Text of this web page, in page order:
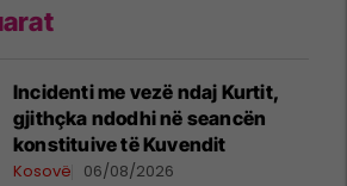
Incidenti me vezë ndaj Kurtit,
gjithçka ndodhi në seancën
konstituive të Kuvendit
Kosovë 06/08/2026